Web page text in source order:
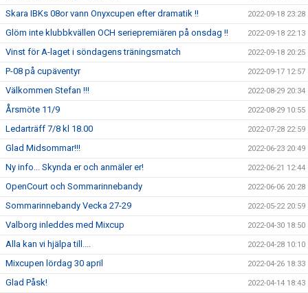
Skara IBKs 08or vann Onyxcupen efter dramatik !! 2022-09-18 23:28
Glöm inte klubbkvällen OCH seriepremiären på onsdag !! 2022-09-18 22:13
Vinst för A-laget i söndagens träningsmatch 2022-09-18 20:25
P-08 på cupäventyr 2022-09-17 12:57
Välkommen Stefan !!! 2022-08-29 20:34
Årsmöte 11/9 2022-08-29 10:55
Ledarträff 7/8 kl 18.00 2022-07-28 22:59
Glad Midsommar!!! 2022-06-23 20:49
Ny info... Skynda er och anmäler er! 2022-06-21 12:44
OpenCourt och Sommarinnebandy 2022-06-06 20:28
Sommarinnebandy Vecka 27-29 2022-05-22 20:59
Valborg inleddes med Mixcup 2022-04-30 18:50
Alla kan vi hjälpa till.... 2022-04-28 10:10
Mixcupen lördag 30 april 2022-04-26 18:33
Glad Påsk! 2022-04-14 18:43